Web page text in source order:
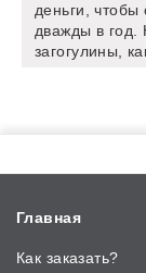
деньги, чтобы
дважды в год.
загогулины,
Главная
Как заказать?